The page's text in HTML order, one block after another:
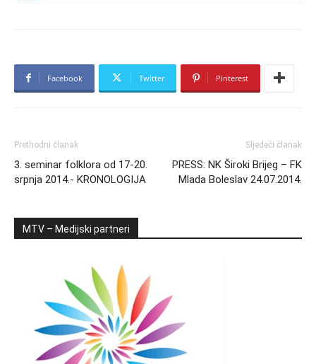
Facebook Twitter Pinterest
Prethodni članak
3. seminar folklora od 17-20.
srpnja 2014.- KRONOLOGIJA
Sljedeći članak
PRESS: NK Široki Brijeg – FK
Mlada Boleslav 24.07.2014.
MTV – Medijski partneri